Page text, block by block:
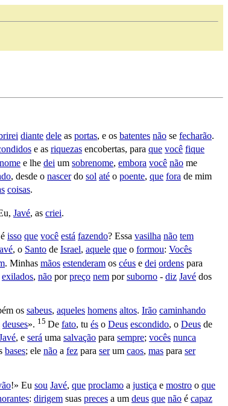
diante dele as portas, e os batentes não se fecharão.
e as riquezas encobertas, para que você fique
nome e lhe dei um sobrenome, embora você não me
, desde o nascerdo sol até o poente, que fora de mim
coisas.
Javé, as criei.
é isso que você está fazendo? Essa vasilha não tem
, o Santo de Israel, aquele que o formou: Vocês
. Minhas mãos estenderam os céus e dei ordens para
exilados, não porpreço nem porsuborno - diz Javé dos
os sabeus, aqueles homens altos. Irão caminhando
deuses». 15 De fato, tu és o Deus escondido, o Deus de
, e será uma salvação para sempre; vocês nunca
bases; ele não a fez para serum caos, mas para ser
!» Eu sou Javé, que proclamo a justiça e mostro o que
: dirigem suas preces a um deus que não é capaz